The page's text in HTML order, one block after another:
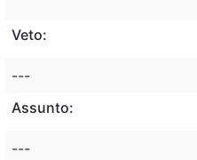
Veto:
---
Assunto:
---